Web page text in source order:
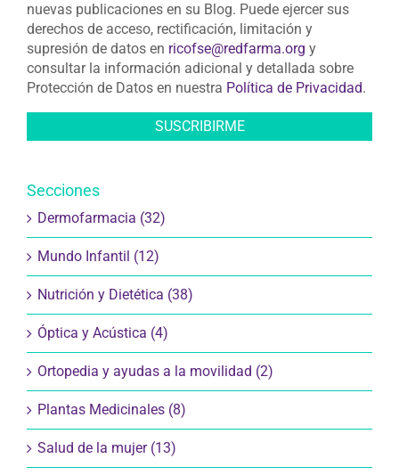
nuevas publicaciones en su Blog. Puede ejercer sus
derechos de acceso, rectificación, limitación y
supresión de datos en ricofse@redfarma.org y
consultar la información adicional y detallada sobre
Protección de Datos en nuestra Política de Privacidad.
Secciones
Dermofarmacia (32)
Mundo Infantil (12)
Nutrición y Dietética (38)
Óptica y Acústica (4)
Ortopedia y ayudas a la movilidad (2)
Plantas Medicinales (8)
Salud de la mujer (13)